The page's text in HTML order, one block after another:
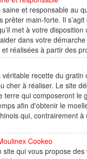
et responsable au
main-forte. Il s’agit
met à votre
dans votre
réalisées à partir des
recette du
cher à réaliser. Le site
qui composeront
afin d'obtenir le
qui, contrairement
Cookeo
qui vous propose